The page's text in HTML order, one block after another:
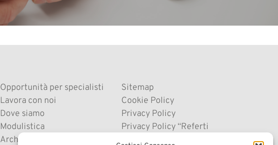
Opportunità per specialisti
Lavora con noi
Dove siamo
Modulistica
Archivio News
Sitemap
Cookie Policy
Privacy Policy
Privacy Policy “Referti
Online”